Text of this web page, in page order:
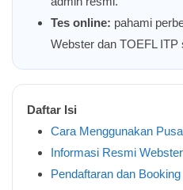
Tes online: pahami
Webster dan TOEFL ITP
Daftar Isi
Cara Menggunakan
Informasi Resmi
Pendaftaran dan